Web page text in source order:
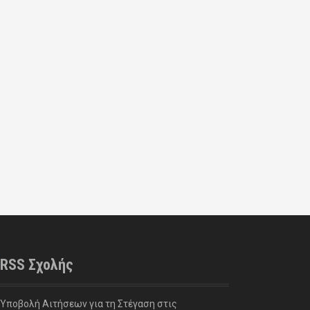
RSS Σχολής
Υποβολή Αιτήσεων για τη Στέγαση στις